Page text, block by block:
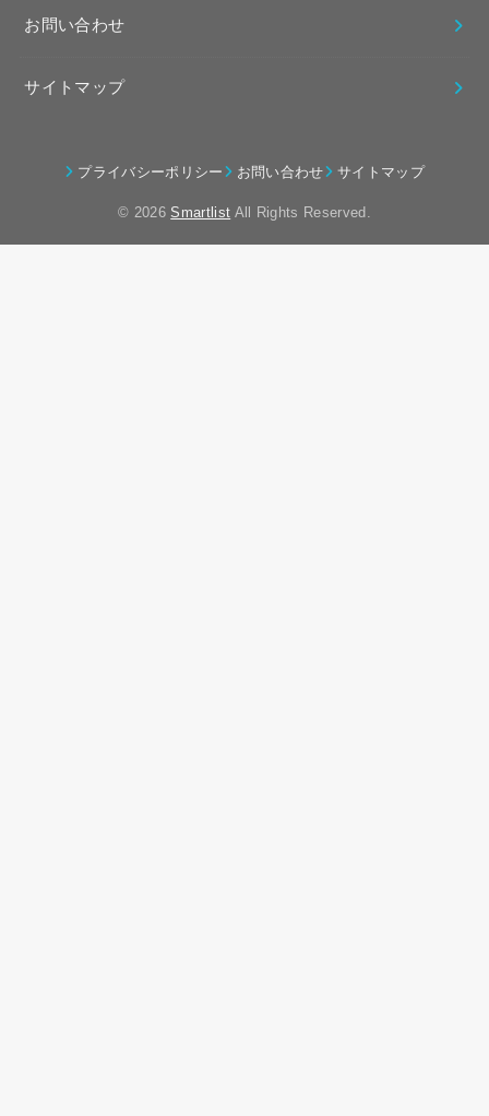
お問い合わせ
サイトマップ
プライバシーポリシー お問い合わせ サイトマップ
© 2026Smartlist All Rights Reserved.